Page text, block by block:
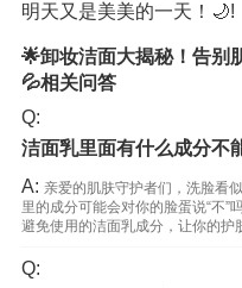
明天又是美美的一天！🌙!
🌟卸妆洁面大揭秘！告别
💦相关问答
Q:
洁面乳里面有什么成分不
A: 亲爱的肌肤守护者们，洗脸看
里的成分可能会对你的脸蛋说“不”
避免使用的洁面乳成分，让你的护
Q: